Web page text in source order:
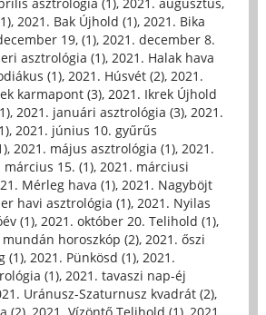
, 2021. Bak Újhold (1), 2021. Bika
19, (1), 2021. december 8.
asztrológia (1), 2021. Halak hava
(1), 2021. Húsvét (2), 2021.
karmapont (3), 2021. Ikrek Újhold
, 2021. januári asztrológia (3), 2021.
, 2021. június 10. gyűrűs
, 2021. május asztrológia (1), 2021.
március 15. (1), 2021. márciusi
Mérleg hava (1), 2021. Nagyböjt
havi asztrológia (1), 2021. Nyilas
(1), 2021. október 20. Telihold (1),
horoszkóp (2), 2021. őszi
(1), 2021. Pünkösd (1), 2021.
(1), 2021. tavaszi nap-éj
Uránusz-Szaturnusz kvadrát (2),